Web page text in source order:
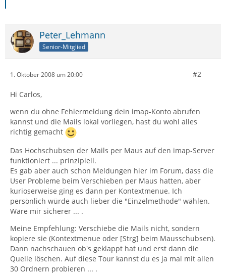
Peter_Lehmann
Senior-Mitglied
1. Oktober 2008 um 20:00 #2
Hi Carlos,
wenn du ohne Fehlermeldung dein imap-Konto abrufen
kannst und die Mails lokal vorliegen, hast du wohl alles
richtig gemacht
Das Hochschubsen der Mails per Maus auf den imap-Server
funktioniert ... prinzipiell.
Es gab aber auch schon Meldungen hier im Forum, dass die
User Probleme beim Verschieben per Maus hatten, aber
kurioserweise ging es dann per Kontextmenue. Ich
persönlich würde auch lieber die "Einzelmethode" wählen.
Wäre mir sicherer ... .
Meine Empfehlung: Verschiebe die Mails nicht, sondern
kopiere sie (Kontextmenue oder [Strg] beim Mausschubsen).
Dann nachschauen ob's geklappt hat und erst dann die
Quelle löschen. Auf diese Tour kannst du es ja mal mit allen
30 Ordnern probieren ... .